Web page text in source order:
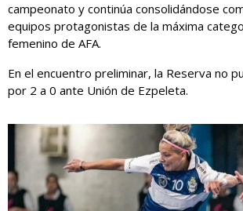
campeonato y continúa consolidándose
equipos protagonistas de la máxima
femenino de AFA.
En el encuentro preliminar, la Reserva no
por 2 a 0 ante Unión de Ezpeleta.